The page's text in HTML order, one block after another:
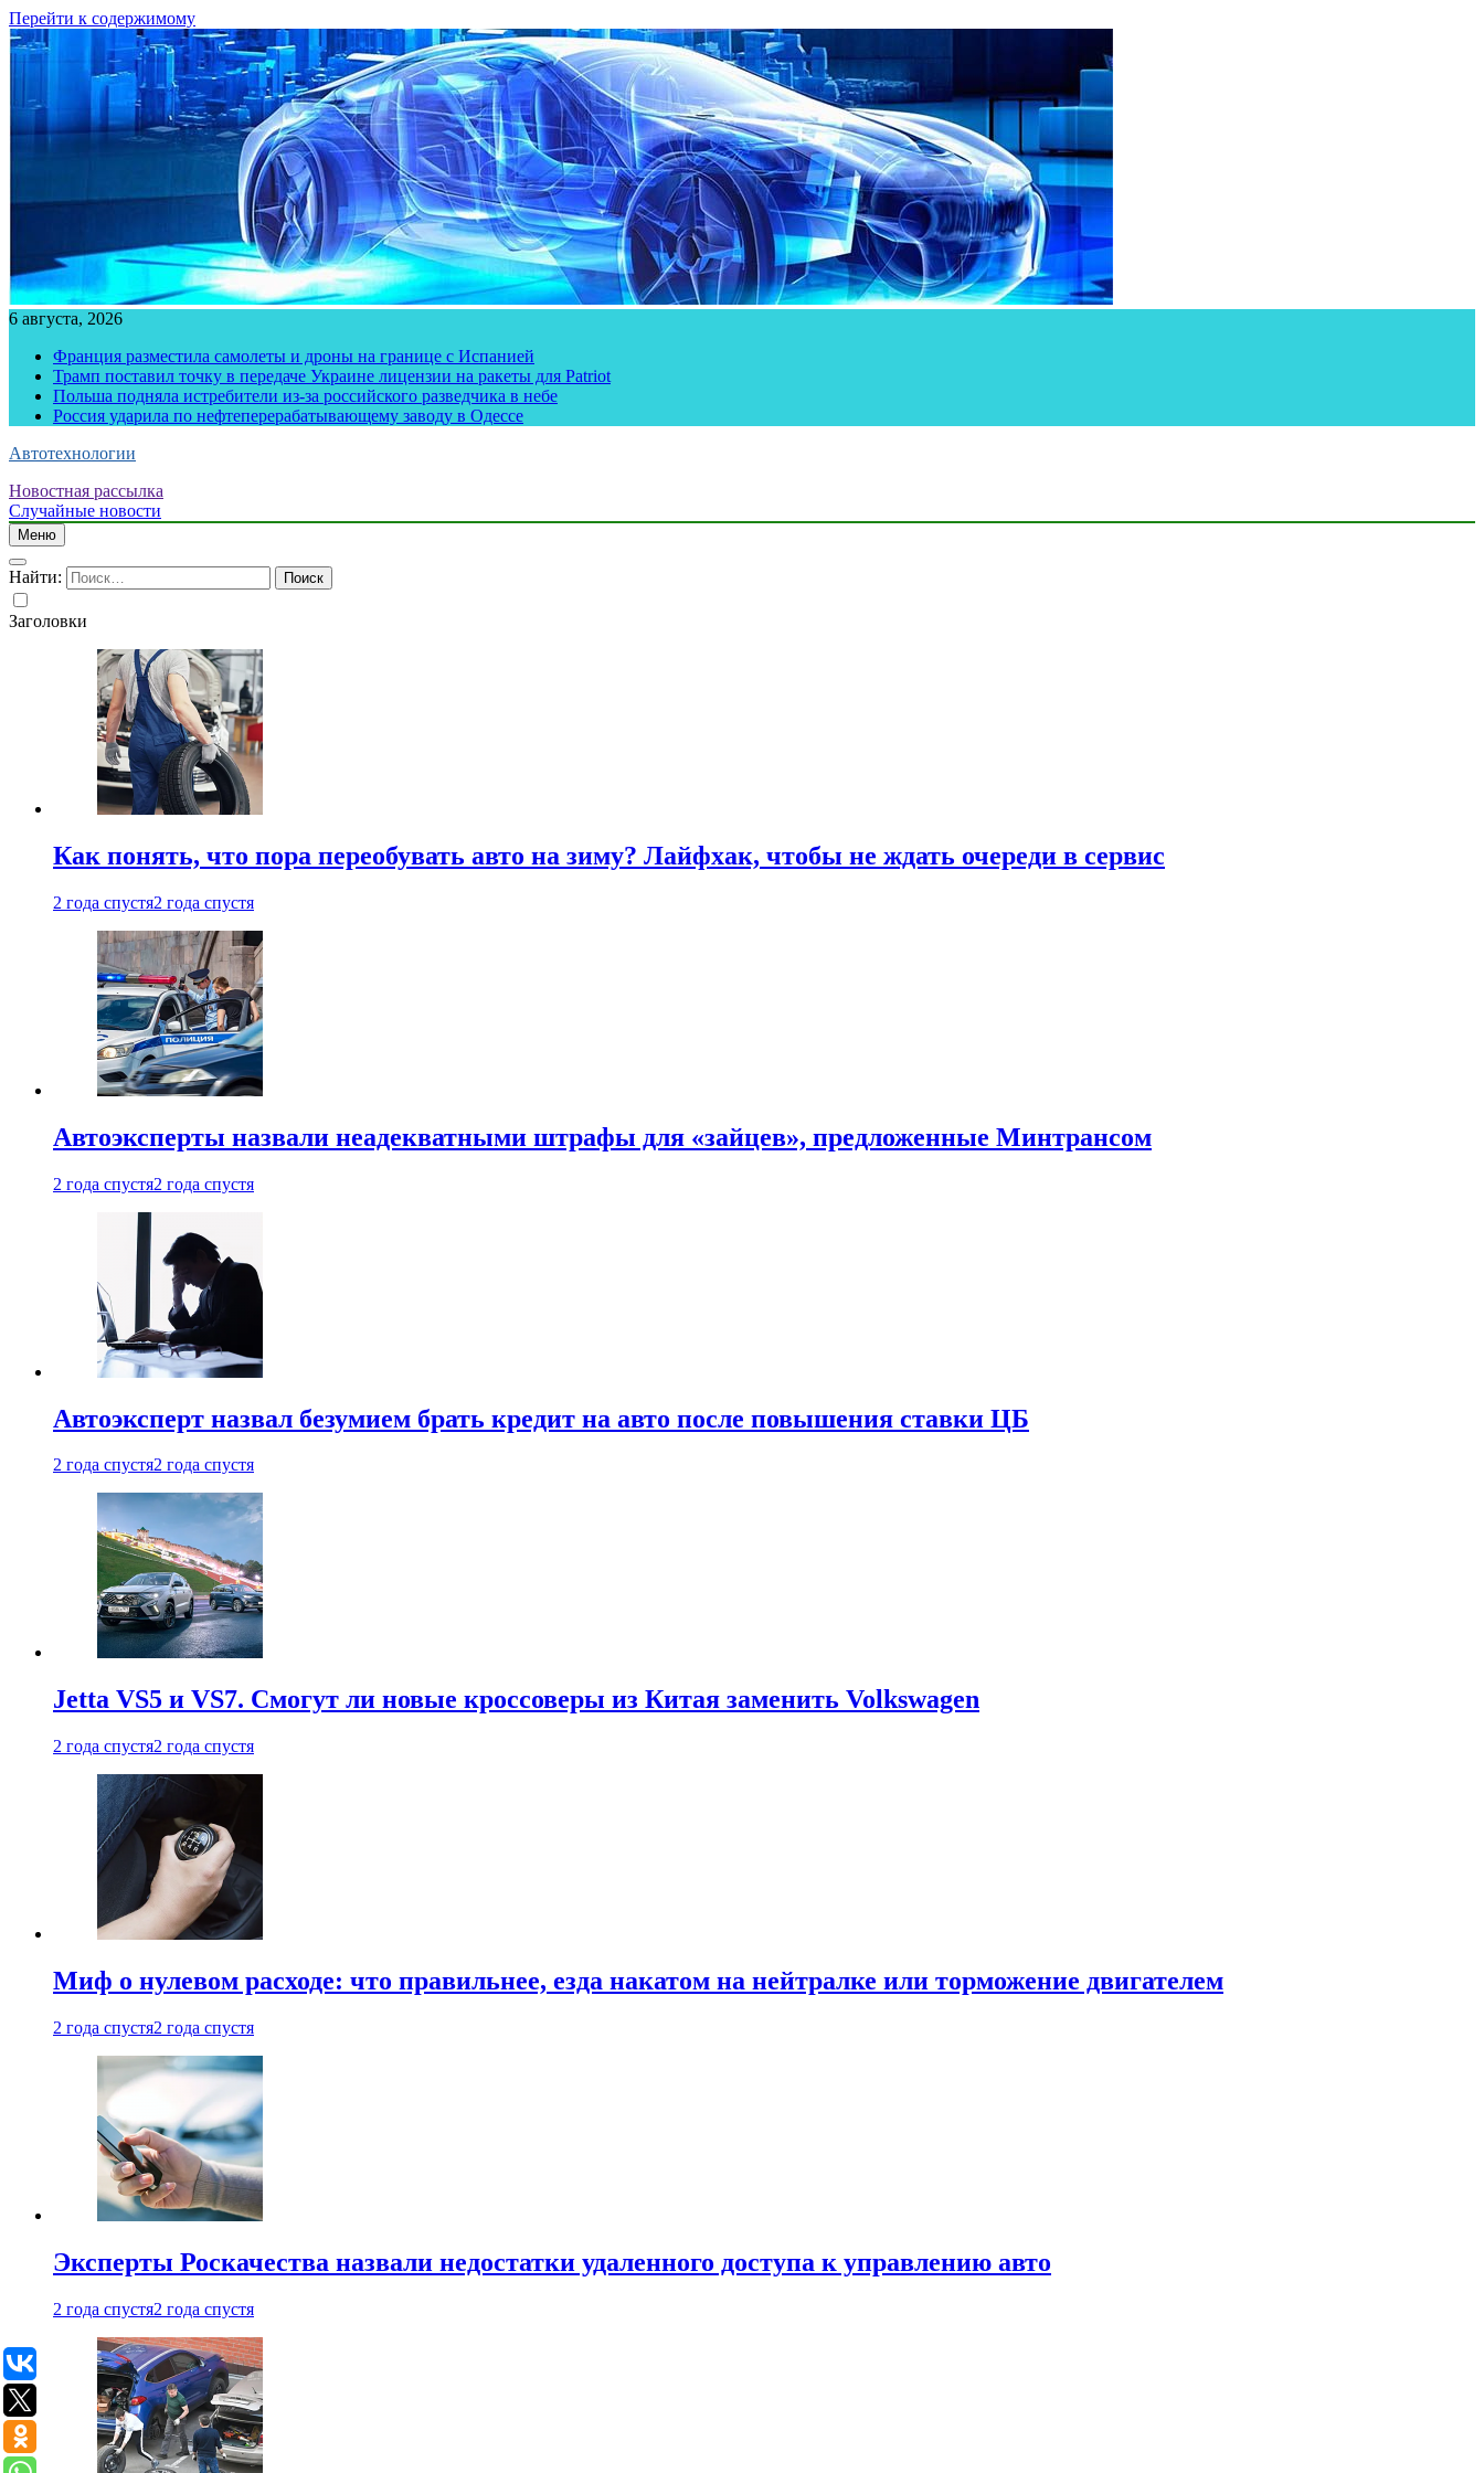
Перейти к содержимому
6 августа, 2026
Франция разместила самолеты и дроны на границе с Испанией
Трамп поставил точку в передаче Украине лицензии на ракеты для Patriot
Польша подняла истребители из-за российского разведчика в небе
Россия ударила по нефтеперерабатывающему заводу в Одессе
Автотехнологии
Новостная рассылка
Случайные новости
Меню
Найти:
Заголовки
Как понять, что пора переобувать авто на зиму? Лайфхак, чтобы не ждать очереди в сервис
2 года спустя2 года спустя
Автоэксперты назвали неадекватными штрафы для «зайцев», предложенные Минтрансом
2 года спустя2 года спустя
Автоэксперт назвал безумием брать кредит на авто после повышения ставки ЦБ
2 года спустя2 года спустя
Jetta VS5 и VS7. Смогут ли новые кроссоверы из Китая заменить Volkswagen
2 года спустя2 года спустя
Миф о нулевом расходе: что правильнее, езда накатом на нейтралке или торможение двигателем
2 года спустя2 года спустя
Эксперты Роскачества назвали недостатки удаленного доступа к управлению авто
2 года спустя2 года спустя